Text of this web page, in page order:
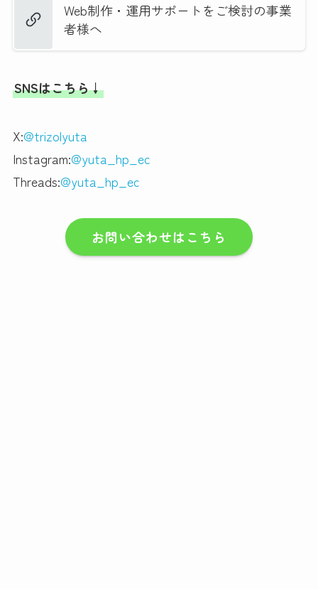
Web制作・運用サポートをご検討の事業
者様へ
SNSはこちら↓
X:@trizolyuta
Instagram:@yuta_hp_ec
Threads:@yuta_hp_ec
お問い合わせはこちら